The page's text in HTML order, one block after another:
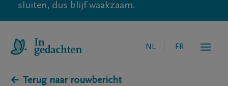
sluiten, dus blijf waakzaam.
NL FR
← Terug naar rouwbericht